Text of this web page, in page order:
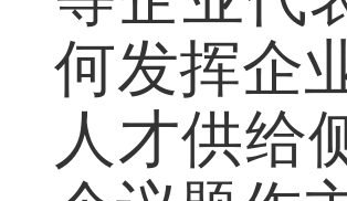
等企业代
何发挥企
人才供给